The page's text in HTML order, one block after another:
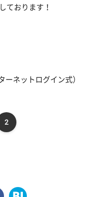
ております！
ーネットログイン式）
2